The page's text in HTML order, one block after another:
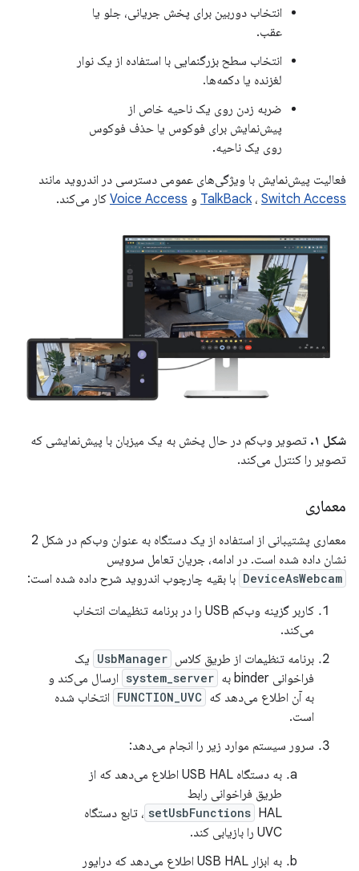
انتخاب دوربین برای پخش جریانی، جلو یا
عقب.
انتخاب سطح بزرگنمایی با استفاده از یک نوار
لغزنده یا دکمه‌ها.
ضربه زدن روی یک ناحیه خاص از
پیش‌نمایش برای فوکوس یا حذف فوکوس
روی یک ناحیه.
فعالیت پیش‌نمایش با ویژگی‌های عمومی دسترسی در اندروید مانند
TalkBack، Switch Access و Voice Access کار می‌کند.
شکل ۱.
تصویر وب‌کم در حال پخش به یک میزبان با پیش‌نمایشی که
تصویر را کنترل می‌کند.
معماری
معماری پشتیبانی از استفاده از یک دستگاه به عنوان وب‌کم در شکل 2
نشان داده شده است. در ادامه، جریان تعامل سرویس
DeviceAsWebcam با بقیه چارچوب اندروید شرح داده شده است:
کاربر گزینه وب‌کم USB را در برنامه تنظیمات انتخاب
می‌کند.
برنامه تنظیمات از طریق کلاس UsbManager یک
فراخوانی binder به
system_server ارسال می‌کند و
به آن اطلاع می‌دهد که FUNCTION_UVC انتخاب شده
است.
سرور سیستم موارد زیر را انجام می‌دهد:
به دستگاه USB HAL اطلاع می‌دهد که از
طریق فراخوانی رابط
setUsbFunctions HAL، تابع دستگاه
UVC را بازیابی کند.
به ابزار USB HAL اطلاع می‌دهد که درایور